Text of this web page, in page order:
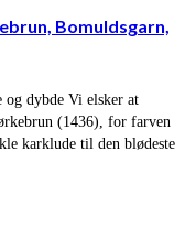
Bomuldsgarn,
og dybde Vi elsker at
(1436), for farven
karklude til den blødeste